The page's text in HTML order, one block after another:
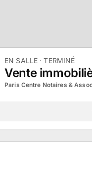
EN SALLE · TERMINÉ
Vente
Paris Centre Notaires &